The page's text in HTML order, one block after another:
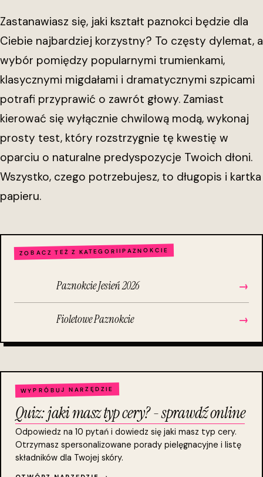
Zastanawiasz się, jaki kształt paznokci będzie dla
Ciebie najbardziej korzystny? To częsty dylemat, a
wybór pomiędzy popularnymi trumienkami,
klasycznymi migdałami i dramatycznymi szpicami
potrafi przyprawić o zawrót głowy. Zamiast
kierować się wyłącznie chwilową modą, wykonaj
prosty test, który rozstrzygnie tę kwestię w
oparciu o naturalne predyspozycje Twoich dłoni.
Wszystko, czego potrzebujesz, to długopis i kartka
papieru.
ZOBACZ TEŻ Z KATEGORIIPAZNOKCIE
Paznokcie Jesień 2026 →
Fioletowe Paznokcie →
WYPRÓBUJ NARZĘDZIE
Quiz: jaki masz typ cery? - sprawdź online
Odpowiedz na 10 pytań i dowiedz się jaki masz typ cery.
Otrzymasz spersonalizowane porady pielęgnacyjne i listę
składników dla Twojej skóry.